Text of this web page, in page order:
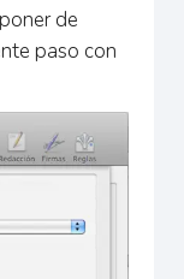
de
paso con